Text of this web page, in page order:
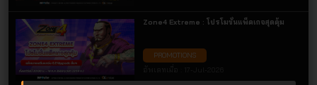
Zone4 Extreme : โปรโมชั่นแพ็คเกจสุดคุ้ม
PROMOTIONS